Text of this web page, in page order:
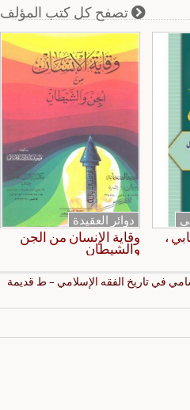
تصفح كل كتب المؤلف
،
دوائر العقيدة
وقاية الإنسان من الجن
والشيطان
في تاريخ الفقه الإسلامي – ط قديمة